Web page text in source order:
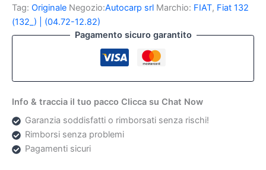
dx
Fiat
132
Tag: Originale Negozio:Autocarp srl Marchio: FIAT, Fiat 132
(132_) | (04.72-12.82)
Pagamento sicuro garantito
Info & traccia il tuo pacco Clicca su Chat Now
Garanzia soddisfatti o rimborsati senza rischi!
Rimborsi senza problemi
Pagamenti sicuri